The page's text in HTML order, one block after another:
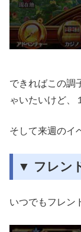
できればこの調
ゃいたいけど、
そして来週のイ
▼ フレン
いつでもフレン